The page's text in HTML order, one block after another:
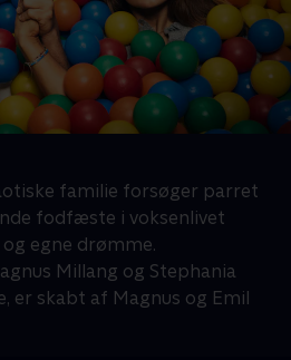
familie forsøger parret
fodfæste i voksenlivet
egne drømme.
Millang og Stephania
er skabt af Magnus og Emil